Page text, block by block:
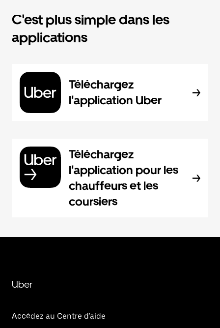
C'est plus simple dans les
applications
Téléchargez
l'application Uber
Téléchargez
l'application pour les
chauffeurs et les
coursiers
Uber
Accédez au Centre d'aide